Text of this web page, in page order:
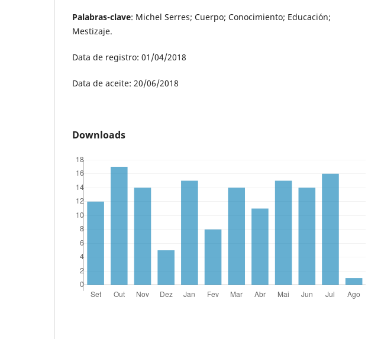
Palabras-clave: Michel Serres; Cuerpo; Conocimiento; Educación;
Mestizaje.
Data de registro: 01/04/2018
Data de aceite: 20/06/2018
Downloads